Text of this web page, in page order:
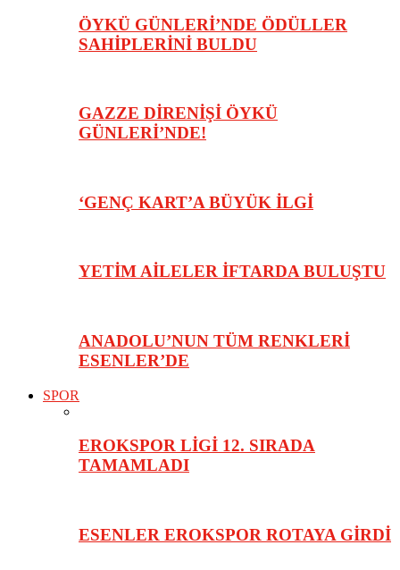
ÖYKÜ GÜNLERİ’NDE ÖDÜLLER
SAHİPLERİNİ BULDU
GAZZE DİRENİŞİ ÖYKÜ
GÜNLERİ’NDE!
‘GENÇ KART’A BÜYÜK İLGİ
YETİM AİLELER İFTARDA BULUŞTU
ANADOLU’NUN TÜM RENKLERİ
ESENLER’DE
SPOR
EROKSPOR LİGİ 12. SIRADA
TAMAMLADI
ESENLER EROKSPOR ROTAYA GİRDİ